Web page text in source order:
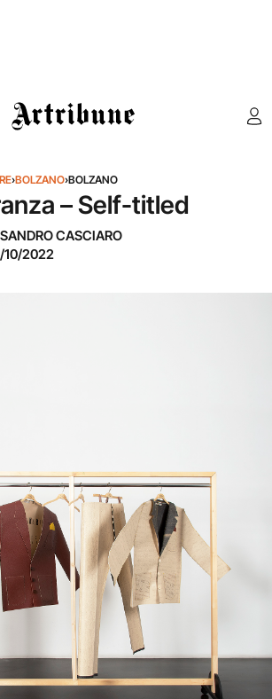
Artribune
›BOLZANO›BOLZANO
– Self-titled
CASCIARO
10/2022